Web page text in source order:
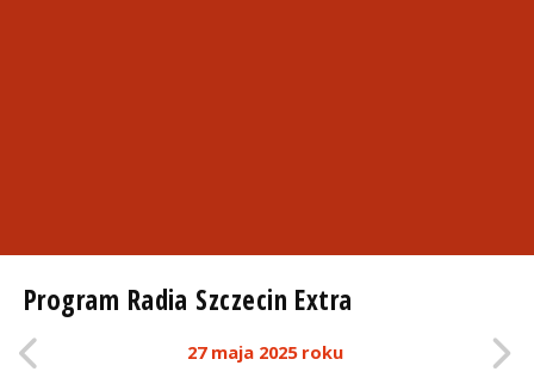
Program Radia Szczecin Extra
27 maja 2025 roku